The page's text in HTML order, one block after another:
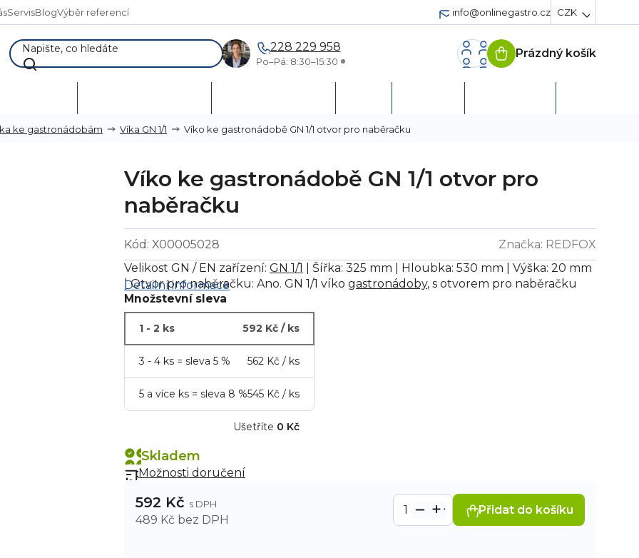
ServisBlogVýběr referencí info@onlinegastro.cz CZK
228 229 958
Po–Pá: 8:30–15:30
Nákupní
Prázdný košík
ke gastronádobám Víka GN 1/1 Víko ke gastronádobě GN 1/1 otvor pro naběračku
Víko ke gastronádobě GN 1/1 otvor pro
naběračku
Značka: REDFOX
Kód: X00005028
Skladem
Možnosti doručení
Množstevní sleva
1 - 2 ks 592 Kč / ks
3 - 4 ks = sleva 5 % 562 Kč / ks
5 a více ks = sleva 8 %545 Kč / ks
Ušetříte 0 Kč
592 Kč
489 Kč bez DPH
Přidat do košíku
Velikost GN / EN zařízení: GN 1/1
| Šířka: 325 mm | Hloubka: 530 mm | Výška: 20 mm
| Otvor pro naběračku: Ano. GN 1/1 víko gastronádoby, s otvorem pro naběračku
Detailní informace